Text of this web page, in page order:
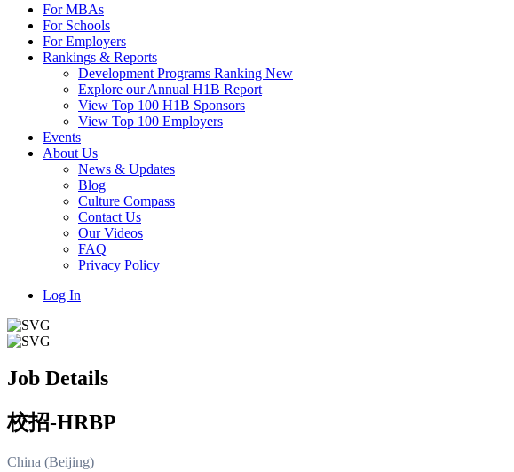
For MBAs
For Schools
For Employers
Rankings & Reports
Development Programs Ranking New
Explore our Annual H1B Report
View Top 100 H1B Sponsors
View Top 100 Employers
Events
About Us
News & Updates
Blog
Culture Compass
Contact Us
Our Videos
FAQ
Privacy Policy
Log In
Job Details
校招-HRBP
China (Beijing)